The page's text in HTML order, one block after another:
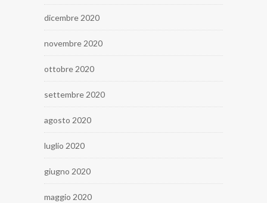
dicembre 2020
novembre 2020
ottobre 2020
settembre 2020
agosto 2020
luglio 2020
giugno 2020
maggio 2020